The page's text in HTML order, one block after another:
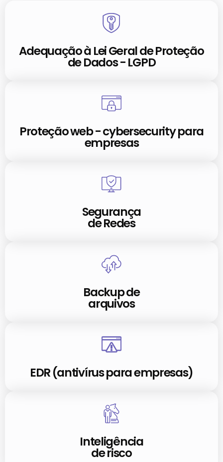
Adequação à Lei Geral de Proteção
de Dados - LGPD
Proteção web - cybersecurity para
empresas
Segurança
de Redes
Backup de
arquivos
EDR (antivírus para empresas)
Inteligência
de risco